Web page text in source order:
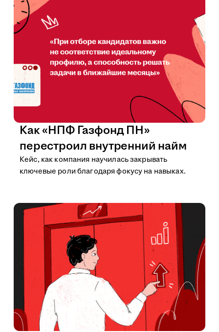
Как «НПФ Газфонд ПН»
перестроил внутренний найм
Кейс, как компания научилась закрывать
ключевые роли благодаря фокусу на навыках.